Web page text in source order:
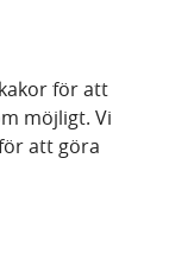
för att
möjligt. Vi
att göra